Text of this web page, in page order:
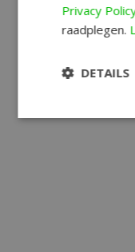
Privacy
raadplegen.
DETAILS